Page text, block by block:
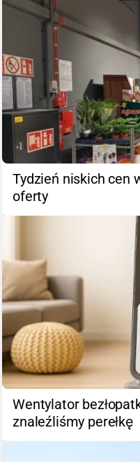
Tydzień niskich cen
oferty
Wentylator
znaleźliśmy perełkę